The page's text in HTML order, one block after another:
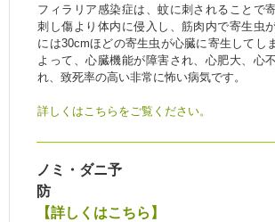
フィラリア感染症は、蚊に刺されることで
刺し傷より体内に侵入し、筋肉内で寄生虫
には30cmほどの寄生虫が心臓に寄生してし
よって、心臓機能が障害され、心肥大、心
れ、致死率の高い非常に怖い病気です。
詳しくはこちらをご覧ください。
ノミ・ダニ予
【詳しくはこちら】